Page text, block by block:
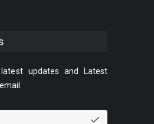
updates and Latest